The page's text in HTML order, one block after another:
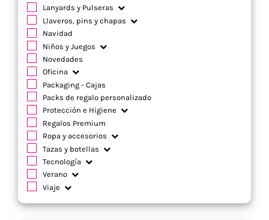
Lanyards y Pulseras
Llaveros, pins y chapas
Navidad
Niños y Juegos
Novedades
Oficina
Packaging - Cajas
Packs de regalo personalizado
Protección e Higiene
Regalos Premium
Ropa y accesorios
Tazas y botellas
Tecnología
Verano
Viaje